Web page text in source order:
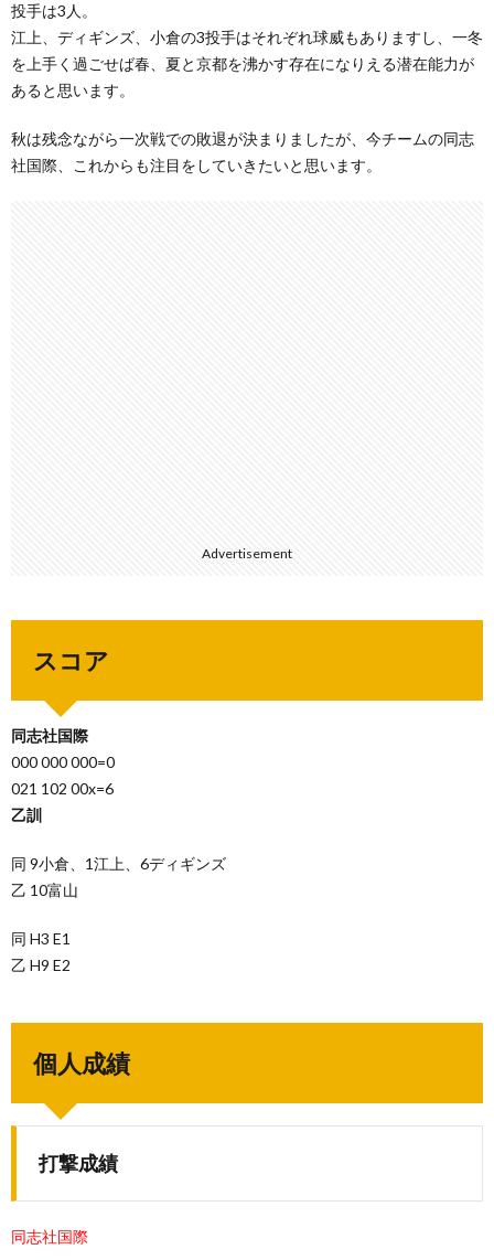
投手は3人。
江上、ディギンズ、小倉の3投手はそれぞれ球威もありますし、一冬
を上手く過ごせば春、夏と京都を沸かす存在になりえる潜在能力が
あると思います。
秋は残念ながら一次戦での敗退が決まりましたが、今チームの同志
社国際、これからも注目をしていきたいと思います。
Advertisement
スコア
同志社国際
000 000 000=0
021 102 00x=6
乙訓
同 9小倉、1江上、6ディギンズ
乙 10富山
同 H3 E1
乙 H9 E2
個人成績
打撃成績
同志社国際